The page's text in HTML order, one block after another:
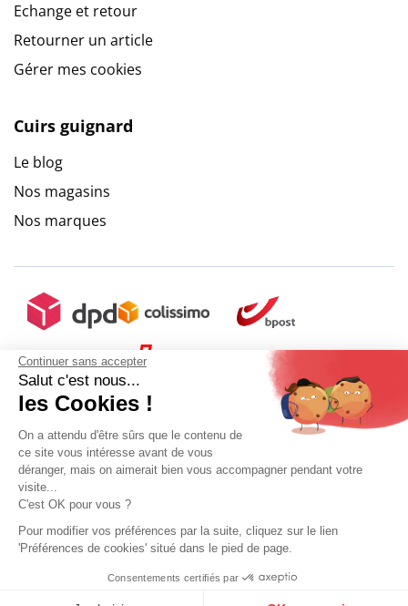
Continuer sans accepter
Salut c'est nous...
les Cookies !
On a attendu d'être sûrs que le contenu de
ce site vous intéresse avant de vous
déranger, mais on aimerait bien vous accompagner pendant votre
visite...
C'est OK pour vous ?
Pour modifier vos préférences par la suite, cliquez sur le lien
'Préférences de cookies' situé dans le pied de page.
Consentements certifiés par
10 (10272 avis)
Echange et retour
Retourner un article
Gérer mes cookies
Cuirs guignard
Le blog
Nos magasins
Nos marques
Gestion des données personnelles